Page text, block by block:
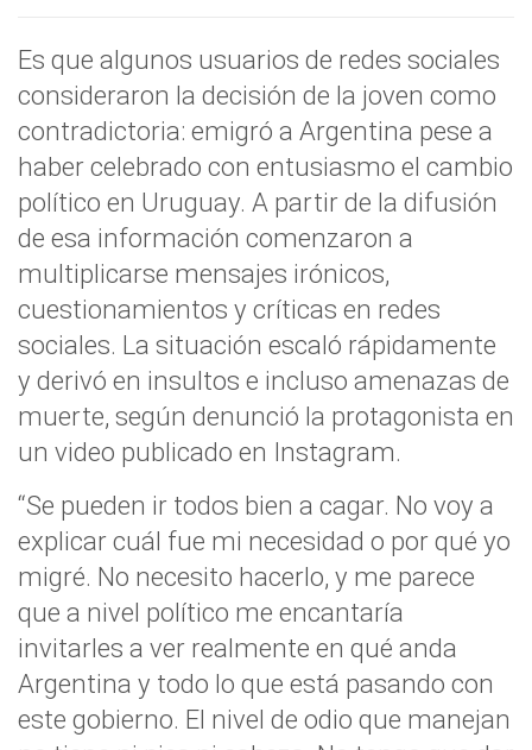
Es que algunos usuarios de redes sociales
consideraron la decisión de la joven como
contradictoria: emigró a Argentina pese a
haber celebrado con entusiasmo el cambio
político en Uruguay. A partir de la difusión
de esa información comenzaron a
multiplicarse mensajes irónicos,
cuestionamientos y críticas en redes
sociales. La situación escaló rápidamente
y derivó en insultos e incluso amenazas de
muerte, según denunció la protagonista en
un video publicado en Instagram.
“Se pueden ir todos bien a cagar. No voy a
explicar cuál fue mi necesidad o por qué yo
migré. No necesito hacerlo, y me parece
que a nivel político me encantaría
invitarles a ver realmente en qué anda
Argentina y todo lo que está pasando con
este gobierno. El nivel de odio que manejan